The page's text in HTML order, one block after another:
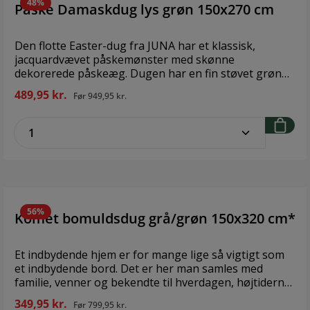
Påske Damaskdug lys grøn 150x270 cm
Den flotte Easter-dug fra JUNA har et klassisk,
jacquardvævet påskemønster med skønne
dekorerede påskeæg. Dugen har en fin støvet grøn
farve, der gør den perfekt til påskebordet. Den måler
150x270 cm og er lavet af 55 % bomuld samt 45 %
polyester. Overfladen er vandafvisende og gør det
nemt at tørre op, hvis du skulle komme til at spilde.
489,95 kr. Før949,95 kr.
56%
Komet bomuldsdug grå/grøn 150x320 cm*
Et indbydende hjem er for mange lige så vigtigt som
et indbydende bord. Det er her man samles med
familie, venner og bekendte til hverdagen, højtiderne
og festen. Dugen her er designet af danske Nanna
349,95 kr. Før799,95 kr.